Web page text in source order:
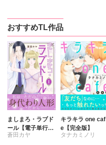
おすすめTL作品
ましまろ・ラブド
ール【電子単行本
版】I
蒼田カヤ
キラキラ one caf
e【完全版】
タナカミノリ